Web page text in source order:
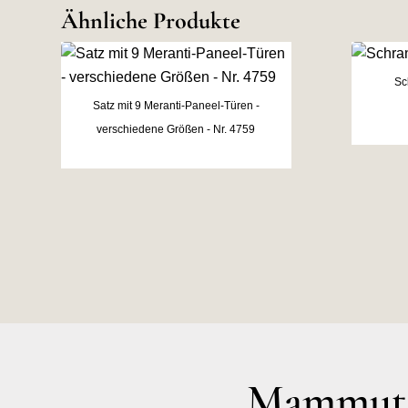
Ähnliche Produkte
Satz mit 9 Meranti-Paneel-Türen -
verschiedene Größen - Nr. 4759